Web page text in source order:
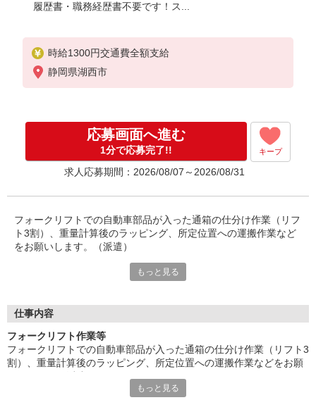
履歴書・職務経歴書不要です！ス...
時給1300円交通費全額支給
静岡県湖西市
応募画面へ進む
1分で応募完了!! キープ
求人応募期間：2026/08/07～2026/08/31
フォークリフトでの自動車部品が入った通箱の仕分け作業（リフ
ト3割）、重量計算後のラッピング、所定位置への運搬作業など
をお願いします。（派遣）
高時給1300円。フォークリフトの経験をお持ちの方尚良。車・
リフレッシュできますね。
中。奮ってご応募ください！
『テクノ・サービス』は、派遣業界大手スタッフサービスグルー
全国にあるお仕事の中から、一人ひとりのスキルや希望条件に応
もっと見る
仕事内容
フォークリフト作業等
フォークリフトでの自動車部品が入った通箱の仕分け作業（リフト3
割）、重量計算後のラッピング、所定位置への運搬作業などをお願
高時給1300円。フォークリフトの経験をお持ちの方尚良。車・バイ
もっと見る